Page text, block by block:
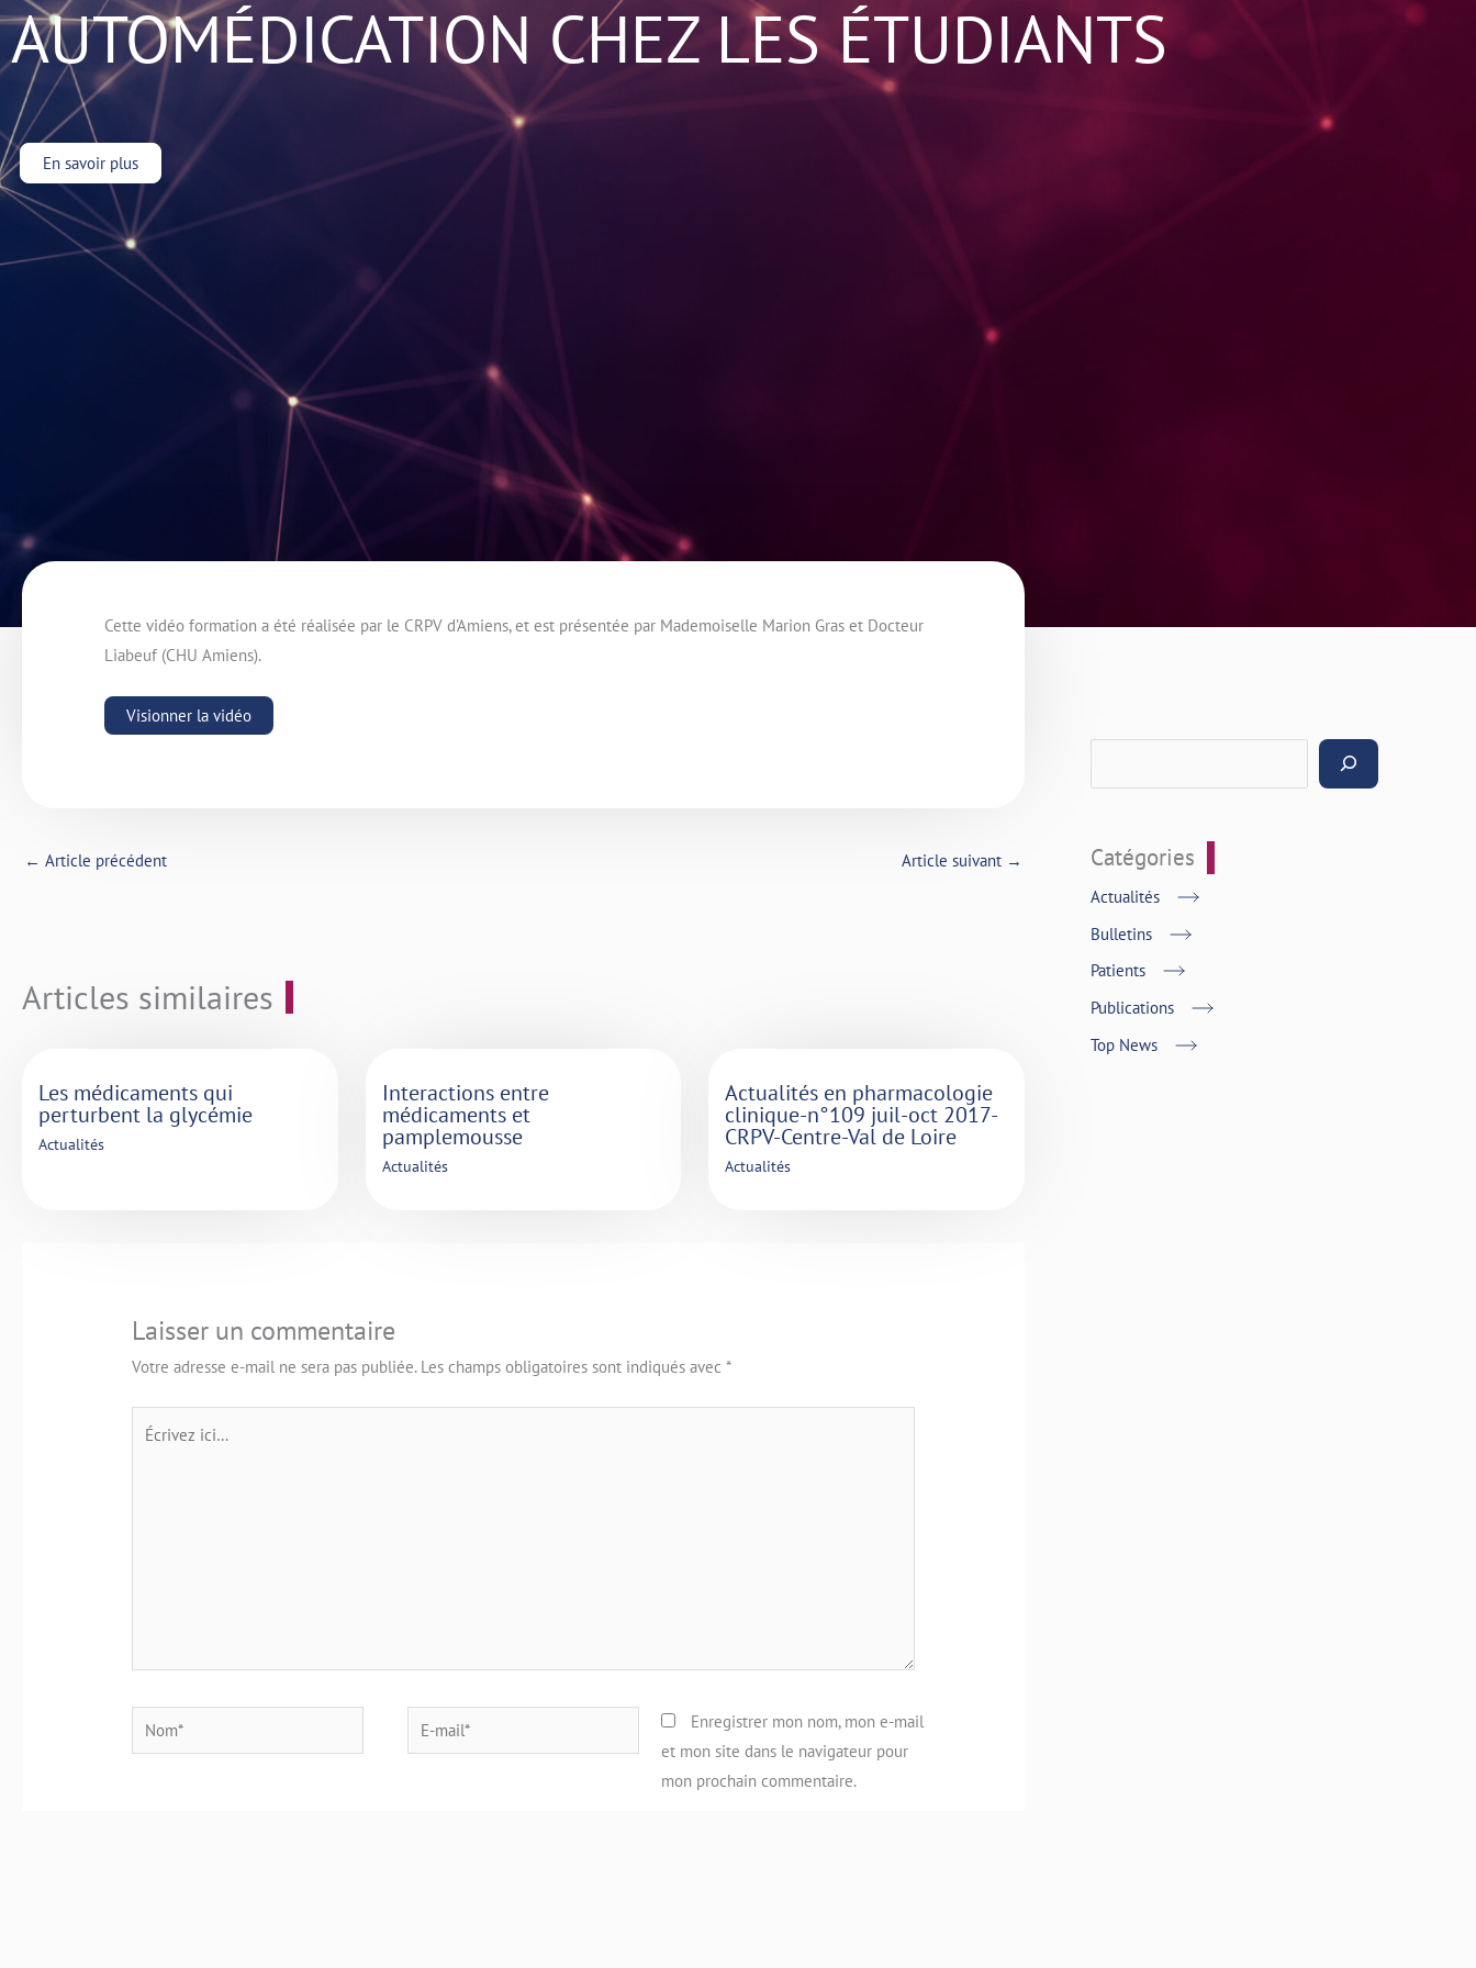
AUTOMÉDICATION CHEZ LES ÉTUDIANTS
En savoir plus
Cette vidéo formation a été réalisée par le CRPV d’Amiens, et est présentée par Mademoiselle Marion Gras et Docteur
Liabeuf (CHU Amiens).
Visionner la vidéo
← Article précédent Article suivant →
Articles similaires
Les médicaments qui
perturbent la glycémie
Actualités
Interactions entre
médicaments et
pamplemousse
Actualités
Actualités en pharmacologie
clinique-n°109 juil-oct 2017-
CRPV-Centre-Val de Loire
Actualités
Laisser un commentaire
Votre adresse e-mail ne sera pas publiée. Les champs obligatoires sont indiqués avec*
Nom*
mail*
Enregistrer mon nom, mon e-mail
et mon site dans le navigateur pour
mon prochain commentaire.
Catégories
Actualités
Bulletins
Patients
Publications
Top News